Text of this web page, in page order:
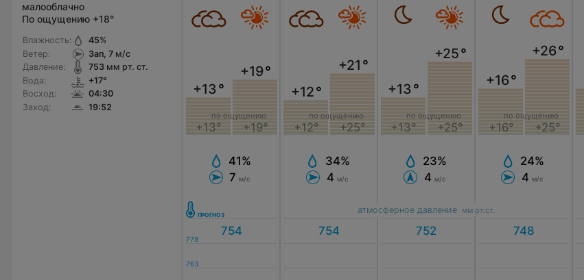
малооблачно
По ощущению +18°
Влажность:
Ветер:
Давление:
Вода:
Восход:
Заход:
45%
Зап, 7м/с
753мм рт. ст.
+17°
04:30
19:52
+13°
+13°
+19°
+19°
по ощущению
41%
7 м/с
+12°
+12°
+21 °
+25°
по ощущению
34%
4 м/с
+13°
+13°
+25°
+25°
по ощущению
23%
4 м/с
+16°
+16°
+26°
+25°
по ощущению
24%
4 м/с
атмосферное давление мм рт.ст.